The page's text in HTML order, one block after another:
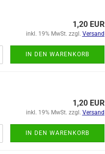
1,20 EUR
inkl. 19% MwSt. zzgl. Versand
IN DEN WARENKORB
1,20 EUR
inkl. 19% MwSt. zzgl. Versand
IN DEN WARENKORB